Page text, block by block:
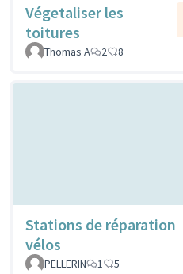
Végetaliser les
toitures
Thomas A
2 8
Stations de réparation
vélos
PELLERIN
1 5